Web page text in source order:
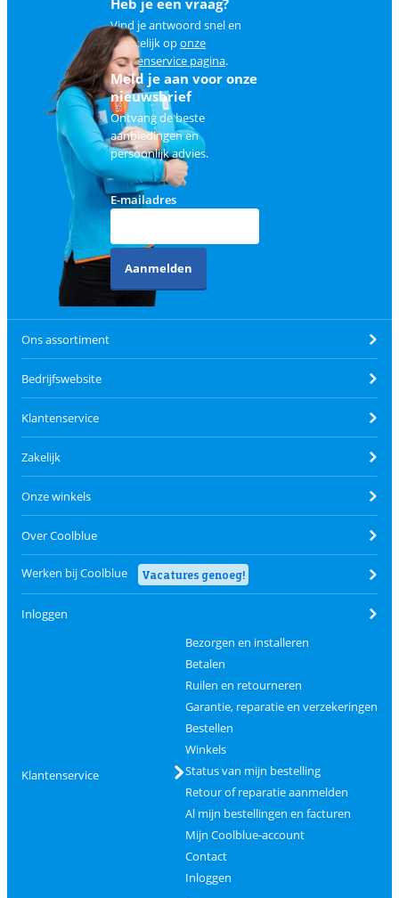
Heb je een vraag?
Vind je antwoord snel en
makkelijk oponze
klantenservice pagina.
Meld je aan voor onze
nieuwsbrief
Ontvang de beste
aanbiedingen en
persoonlijk advies.
E-mailadres
Aanmelden
Ons assortiment
Bedrijfswebsite
Klantenservice
Zakelijk
Onze winkels
Over Coolblue
Werken bij Coolblue Vacatures genoeg!
Inloggen
Klantenservice
Bezorgen en installeren
Betalen
Ruilen en retourneren
Garantie, reparatie en verzekeringen
Bestellen
Winkels
Status van mijn bestelling
Retour of reparatie aanmelden
Al mijn bestellingen en facturen
Mijn Coolblue-account
Contact
Inloggen